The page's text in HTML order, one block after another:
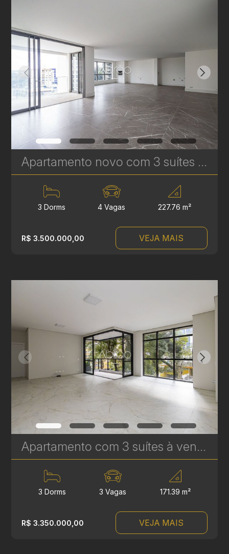
Apartamento novo com 3 suítes à venda no Ecoville em Curitiba - Signature - Plaenge | Ref. 1755
3 Dorms 4 Vagas 227.76 m²
R$ 3.500.000,00 VEJA MAIS
Apartamento com 3 suítes à venda no Edifício Casamia - 171,39 m² | Ref.1769
3 Dorms 3 Vagas 171.39 m²
R$ 3.350.000,00 VEJA MAIS